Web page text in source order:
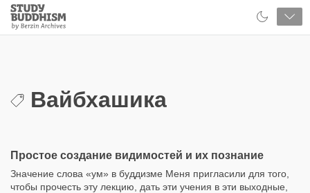
Close
Study
Buddhism
Вайбхашика
Простое создание видимостей и их познание
Значение слова «ум» в буддизме Меня пригласили для того,
чтобы прочесть эту лекцию, дать эти учения в эти выходные,